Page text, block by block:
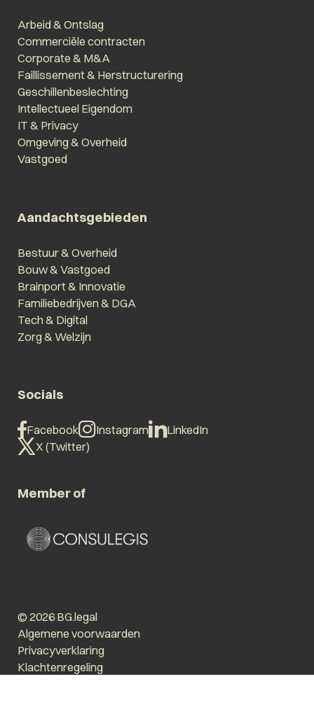
Arbeid & Ontslag
Commerciële contracten
Corporate & M&A
Faillissement & Herstructurering
Geschillenbeslechting
Intellectueel Eigendom
IT & Privacy
Omgeving & Overheid
Vastgoed
Aandachtsgebieden
Bestuur & Overheid
Bouw & Vastgoed
Brainport & Innovatie
Familiebedrijven & DGA
Tech & Digital
Zorg & Welzijn
Socials
Facebook Instagram
LinkedIn
X (Twitter)
Member of
© 2026 BG.legal
Algemene voorwaarden
Privacyverklaring
Klachtenregeling